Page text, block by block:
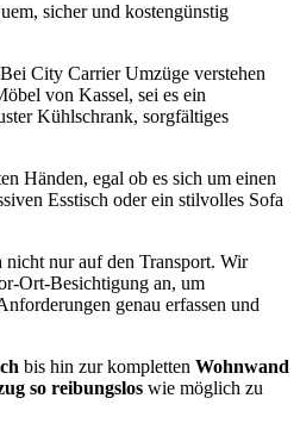
sicher und kostengünstig
Bei City Carrier Umzüge verstehen
von Kassel, sei es ein
Kühlschrank, sorgfältiges
Händen, egal ob es sich um einen
Esstisch oder ein stilvolles Sofa
nicht nur auf den Transport. Wir
Ort-Besichtigung an, um
genau erfassen und
bis hin zur kompletten Wohnwand
so reibungslos wie möglich zu